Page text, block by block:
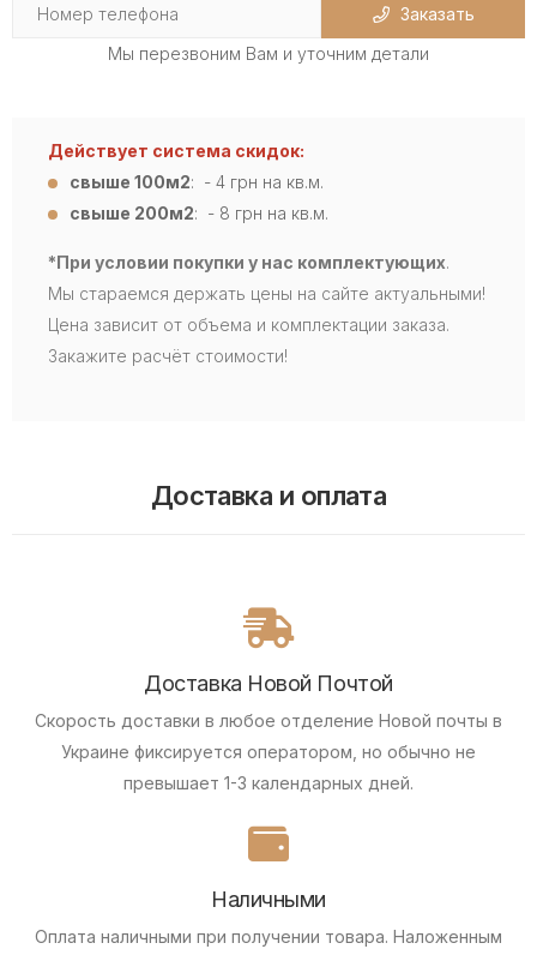
Заказать
Мы перезвоним Вам и уточним детали
Действует система скидок:
свыше 100м2: - 4 грн на кв.м.
свыше 200м2: - 8 грн на кв.м.
*При условии покупки у нас комплектующих.
Мы стараемся держать цены на сайте актуальными!
Цена зависит от объема и комплектации заказа.
Закажите расчёт стоимости!
Доставка и оплата
Доставка Новой Почтой
Скорость доставки в любое отделение Новой почты в
Украине фиксируется оператором, но обычно не
превышает 1-3 календарных дней.
Наличными
Оплата наличными при получении товара. Наложенным